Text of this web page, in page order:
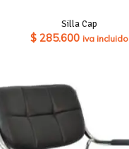
Silla Cap
$ 285.600 iva incluido